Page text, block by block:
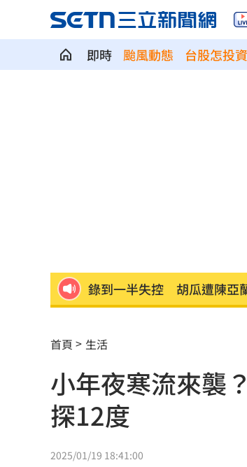
即時 颱風動態 台股怎投資
錄到一半失控 胡瓜遭陳亞
肥大叔猝逝前為何堅持直播
GPT將取消這項限制 免費
沈玉琳驚人女僕造型曝光
裸辭在家當奶爸 他砸百萬
首頁 生活
小年夜寒流來襲
探12度
2025/01/19 18:41:00